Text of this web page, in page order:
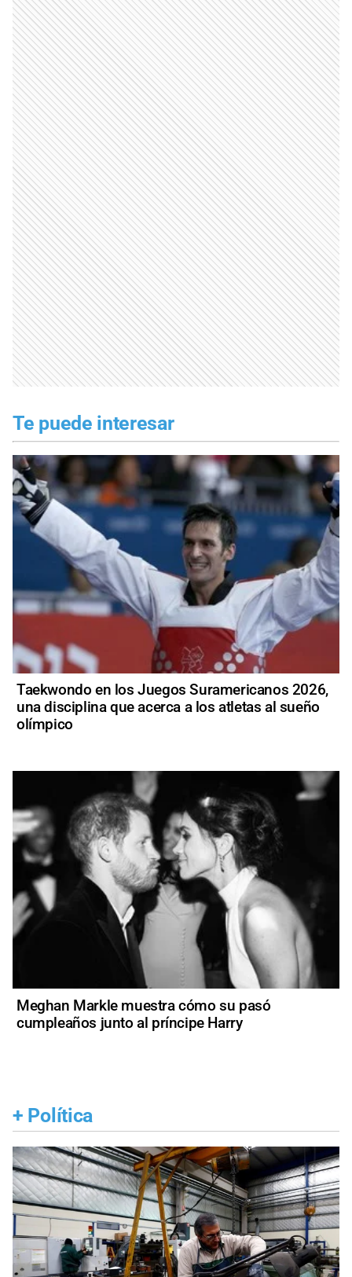
Te puede interesar
Taekwondo en los Juegos Suramericanos 2026,
una disciplina que acerca a los atletas al sueño
olímpico
Meghan Markle muestra cómo su pasó
cumpleaños junto al príncipe Harry
+ Política